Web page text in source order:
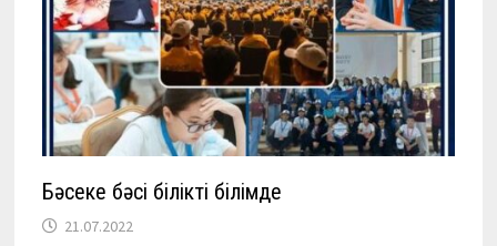
Бәсеке бәсі білікті білімде
21.07.2022